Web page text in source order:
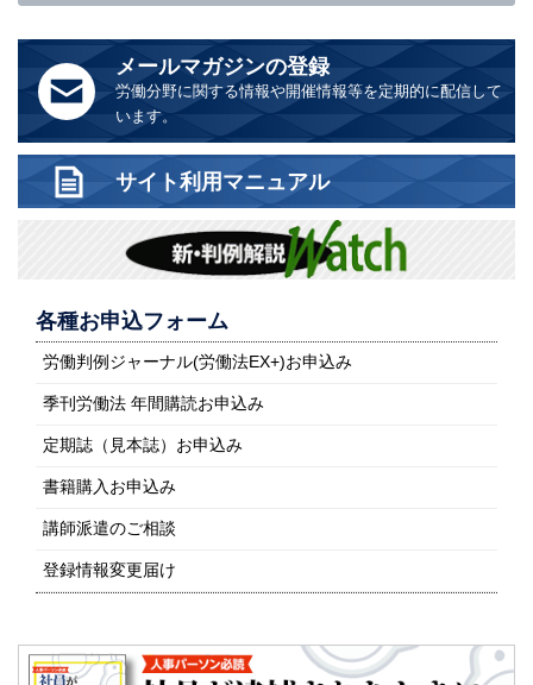
メールマガジンの登録
労働分野に関する情報や開催情報等を定期的に配信して
います。
サイト利用マニュアル
各種お申込フォーム
労働判例ジャーナル(労働法EX+)お申込み
季刊労働法 年間購読お申込み
定期誌（見本誌）お申込み
書籍購入お申込み
講師派遣のご相談
登録情報変更届け